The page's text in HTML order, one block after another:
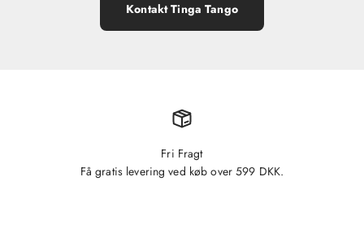
Kontakt Tinga Tango
Fri Fragt
Få gratis levering ved køb over 599 DKK.